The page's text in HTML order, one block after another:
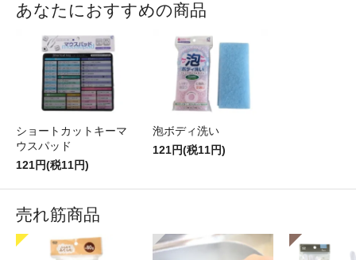
あなたにおすすめの商品
ショートカットキーマ
ウスパッド
121円(税11円)
泡ボディ洗い
121円(税11円)
売れ筋商品